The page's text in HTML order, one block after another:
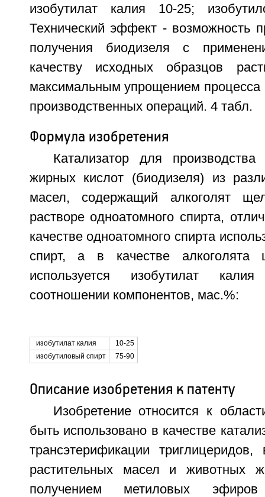
изобутилат калия 10-25;
Технический эффект - возможность
получения биодизеля с
качеству исходных образцов
максимальным упрощением
производственных операций. 4 табл.
Формула изобретения
Катализатор для
жирных кислот (биодизеля) из
масел, содержащий алкоголят
растворе одноатомного спирта,
качестве одноатомного спирта
спирт, а в качестве алкоголята
используется изобутилат
соотношении компонентов, мас.%:
изобутилат калия
10-25
изобутиловый спирт
75-90
Описание изобретения к патенту
Изобретение относится к
быть использовано в качестве
трансэтерификации
растительных масел и животных
получением метиловых